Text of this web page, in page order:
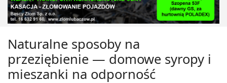
Naturalne sposoby na
przeziębienie — domowe syropy i
mieszanki na odporność